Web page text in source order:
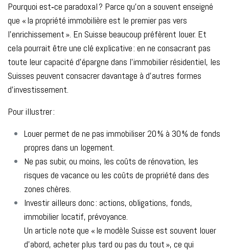
Pourquoi est‑ce paradoxal ? Parce qu’on a souvent enseigné
que « la propriété immobilière est le premier pas vers
l’enrichissement ». En Suisse beaucoup préfèrent louer. Et
cela pourrait être une clé explicative : en ne consacrant pas
toute leur capacité d’épargne dans l’immobilier résidentiel, les
Suisses peuvent consacrer davantage à d’autres formes
d’investissement.
Pour illustrer :
Louer permet de ne pas immobiliser 20 % à 30 % de fonds
propres dans un logement.
Ne pas subir, ou moins, les coûts de rénovation, les
risques de vacance ou les coûts de propriété dans des
zones chères.
Investir ailleurs donc : actions, obligations, fonds,
immobilier locatif, prévoyance.
Un article note que « le modèle Suisse est souvent louer
d’abord, acheter plus tard ou pas du tout », ce qui